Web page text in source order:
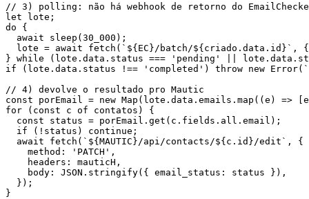
// 3) polling: não há webhook de retorno do
let lote;
do {
  await sleep(30_000);
lote = await fetch(`${EC}/batch/${criado.data.id}`,
} while (lote.data.status === 'pending' ||
if (lote.data.status !== 'completed') throw new
// 4) devolve o resultado pro Mautic
const porEmail = new Map(lote.data.emails.map((e)
for (const c of contatos) {
  const status = porEmail.get(c.fields.all.email);
  if (!status) continue;
  await fetch(`${MAUTIC}/api/contacts/${c.id}/edit`, {
    method: 'PATCH',
    headers: mauticH,
    body: JSON.stringify({ email_status: status }),
  });
}